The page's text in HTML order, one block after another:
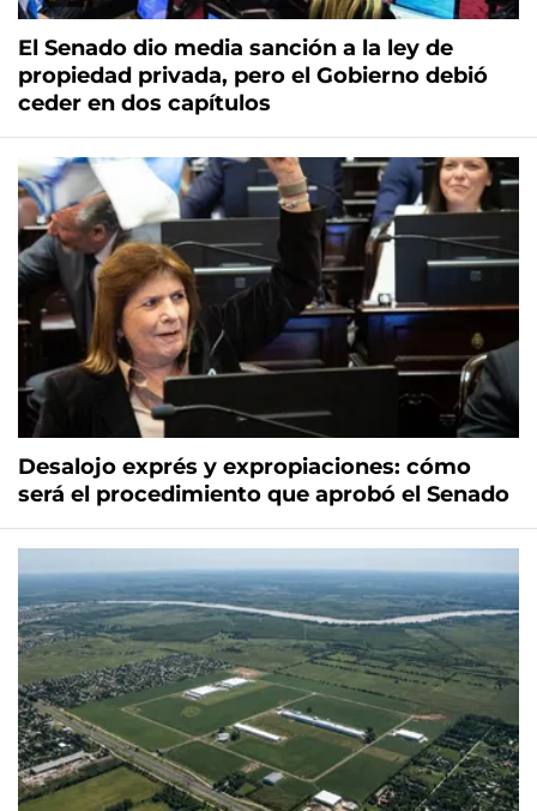
El Senado dio media sanción a la ley de
propiedad privada, pero el Gobierno debió
ceder en dos capítulos
Desalojo exprés y expropiaciones: cómo
será el procedimiento que aprobó el Senado